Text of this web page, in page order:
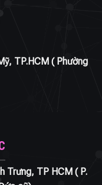
TP.HCM ( Phường
Trưng, TP HCM ( P.